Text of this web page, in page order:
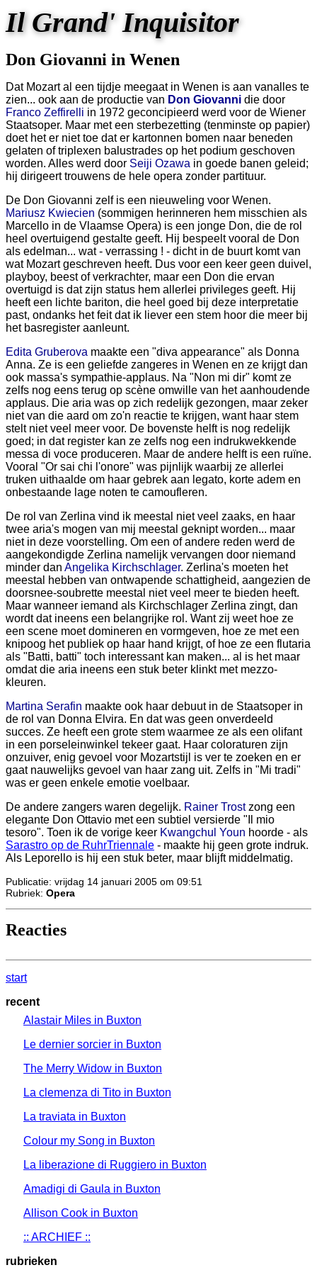
Il Grand' Inquisitor
Don Giovanni in Wenen
Dat Mozart al een tijdje meegaat in Wenen is aan vanalles te
zien... ook aan de productie van Don Giovanni die door
Franco Zeffirelli in 1972 geconcipieerd werd voor de Wiener
Staatsoper. Maar met een sterbezetting (tenminste op papier)
doet het er niet toe dat er kartonnen bomen naar beneden
gelaten of triplexen balustrades op het podium geschoven
worden. Alles werd door Seiji Ozawa in goede banen geleid;
hij dirigeert trouwens de hele opera zonder partituur.
De Don Giovanni zelf is een nieuweling voor Wenen.
Mariusz Kwiecien (sommigen herinneren hem misschien als
Marcello in de Vlaamse Opera) is een jonge Don, die de rol
heel overtuigend gestalte geeft. Hij bespeelt vooral de Don
als edelman... wat - verrassing ! - dicht in de buurt komt van
wat Mozart geschreven heeft. Dus voor een keer geen duivel,
playboy, beest of verkrachter, maar een Don die ervan
overtuigd is dat zijn status hem allerlei privileges geeft. Hij
heeft een lichte bariton, die heel goed bij deze interpretatie
past, ondanks het feit dat ik liever een stem hoor die meer bij
het basregister aanleunt.
Edita Gruberova maakte een "diva appearance" als Donna
Anna. Ze is een geliefde zangeres in Wenen en ze krijgt dan
ook massa's sympathie-applaus. Na "Non mi dir" komt ze
zelfs nog eens terug op scène omwille van het aanhoudende
applaus. Die aria was op zich redelijk gezongen, maar zeker
niet van die aard om zo'n reactie te krijgen, want haar stem
stelt niet veel meer voor. De bovenste helft is nog redelijk
goed; in dat register kan ze zelfs nog een indrukwekkende
messa di voce produceren. Maar de andere helft is een ruïne.
Vooral "Or sai chi l'onore" was pijnlijk waarbij ze allerlei
truken uithaalde om haar gebrek aan legato, korte adem en
onbestaande lage noten te camoufleren.
De rol van Zerlina vind ik meestal niet veel zaaks, en haar
twee aria's mogen van mij meestal geknipt worden... maar
niet in deze voorstelling. Om een of andere reden werd de
aangekondigde Zerlina namelijk vervangen door niemand
minder dan Angelika Kirchschlager. Zerlina's moeten het
meestal hebben van ontwapende schattigheid, aangezien de
doorsnee-soubrette meestal niet veel meer te bieden heeft.
Maar wanneer iemand als Kirchschlager Zerlina zingt, dan
wordt dat ineens een belangrijke rol. Want zij weet hoe ze
een scene moet domineren en vormgeven, hoe ze met een
knipoog het publiek op haar hand krijgt, of hoe ze een flutaria
als "Batti, batti" toch interessant kan maken... al is het maar
omdat die aria ineens een stuk beter klinkt met mezzo-
kleuren.
Martina Serafin maakte ook haar debuut in de Staatsoper in
de rol van Donna Elvira. En dat was geen onverdeeld
succes. Ze heeft een grote stem waarmee ze als een olifant
in een porseleinwinkel tekeer gaat. Haar coloraturen zijn
onzuiver, enig gevoel voor Mozartstijl is ver te zoeken en er
gaat nauwelijks gevoel van haar zang uit. Zelfs in "Mi tradi"
was er geen enkele emotie voelbaar.
De andere zangers waren degelijk. Rainer Trostzong een
elegante Don Ottavio met een subtiel versierde "Il mio
tesoro". Toen ik de vorige keer Kwangchul Youn hoorde - als
Sarastro op de RuhrTriennale - maakte hij geen grote indruk.
Als Leporello is hij een stuk beter, maar blijft middelmatig.
Publicatie: vrijdag 14 januari 2005 om 09:51
Rubriek: Opera
Reacties
start
recent
Alastair Miles in Buxton
Le dernier sorcier in Buxton
The Merry Widow in Buxton
La clemenza di Tito in Buxton
La traviata in Buxton
Colour my Song in Buxton
La liberazione di Ruggiero in Buxton
Amadigi di Gaula in Buxton
Allison Cook in Buxton
:: ARCHIEF ::
rubrieken